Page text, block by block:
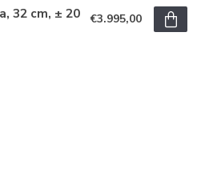
32 cm, ± 20 €3.995,00